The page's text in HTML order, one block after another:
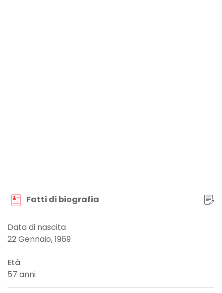
Fatti di biografia
Data di nascita
22 Gennaio, 1969
Età
57 anni